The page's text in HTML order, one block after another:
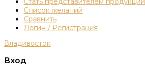
Список желаний
Сравнить
Логин / Регистрация
Владивосток
Вход